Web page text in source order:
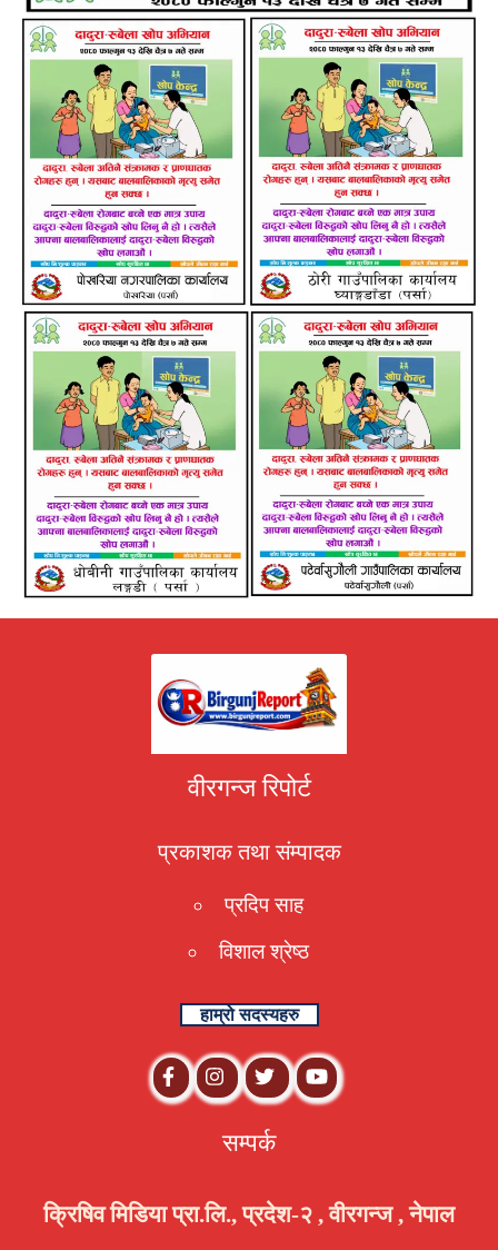
वीरगन्ज रिपोर्ट
प्रकाशक तथा संम्पादक
प्रदिप साह
विशाल श्रेष्ठ
हाम्रो सदस्यहरु
सम्पर्क
क्रिषिव मिडिया प्रा.लि., प्रदेश-२ , वीरगन्ज , नेपाल